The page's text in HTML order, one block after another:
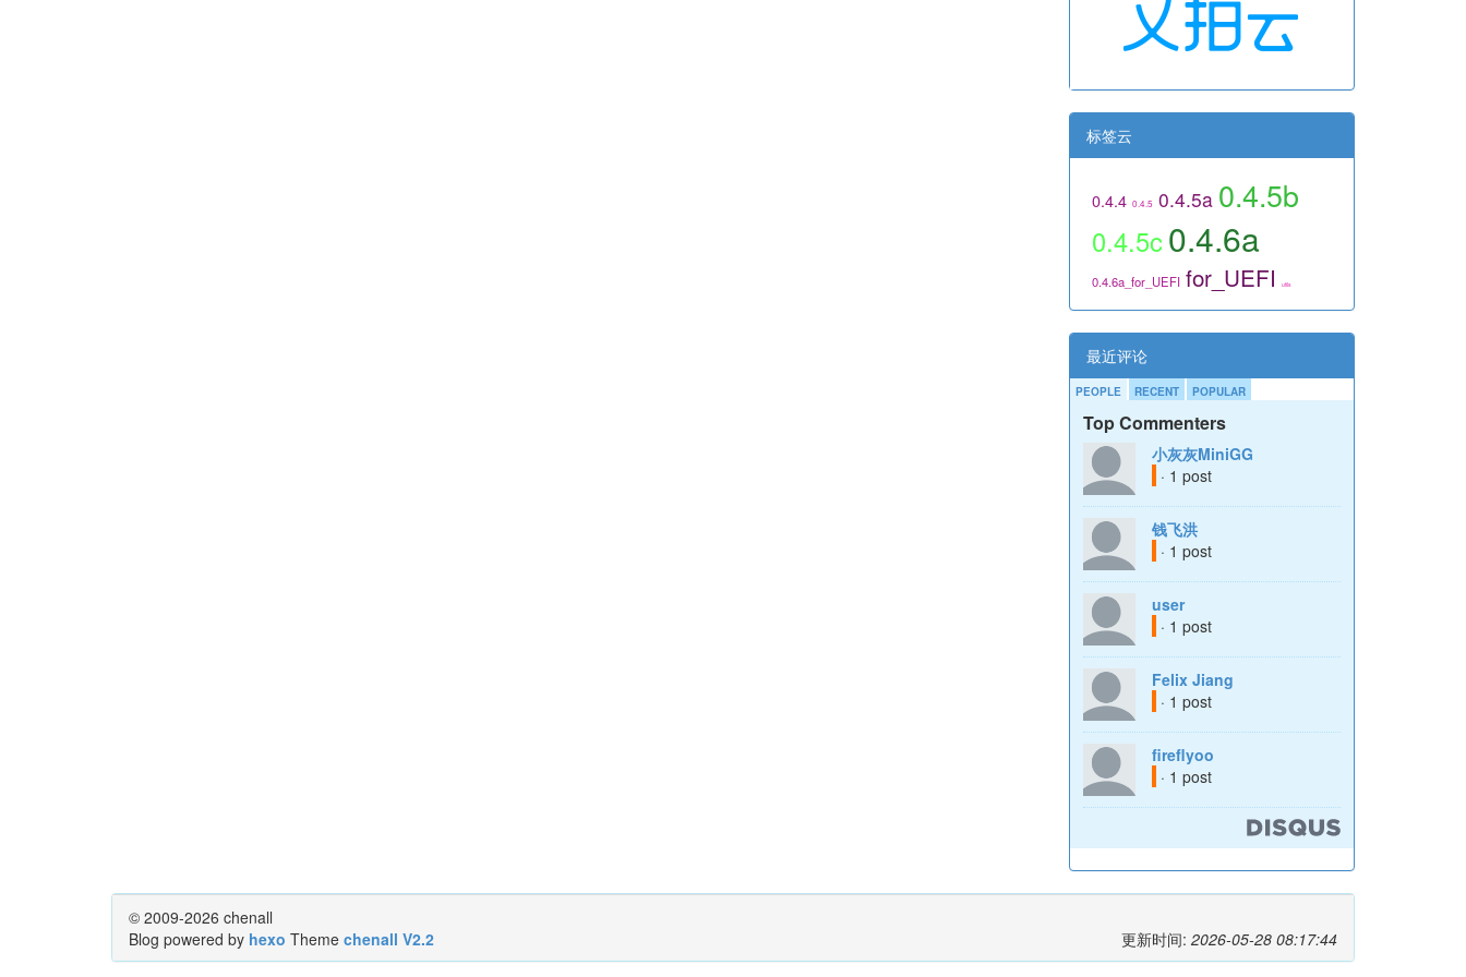
标签云
0.4.4 0.4.5 0.4.5a 0.4.5b
0.4.5c0.4.6a
0.4.6a_for_UEFI for_UEFI utils
最近评论
PEOPLE RECENT POPULAR
Top Commenters
小灰灰MiniGG
· 1 post
钱飞洪
· 1 post
user
· 1 post
Felix Jiang
· 1 post
fireflyoo
· 1 post
© 2009-2026 chenall
Blog powered by hexo Theme chenall V2.2 更新时间: 2026-05-28 08:17:44